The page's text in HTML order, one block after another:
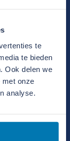
te
te bieden
Ook delen we
met onze
analyse.
voor